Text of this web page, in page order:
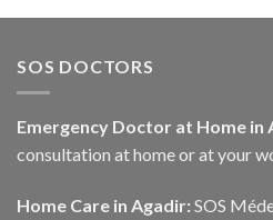
SOS DOCTORS
Emergency Doctor at Home in
consultation at home or at your
Home Care in Agadir: SOS